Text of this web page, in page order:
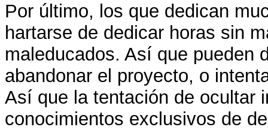
Por último, los que dedican
hartarse de dedicar horas sin
maleducados. Así que pueden
abandonar el proyecto, o
Así que la tentación de ocultar
conocimientos exclusivos de